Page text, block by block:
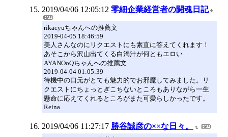
2019/04/06 12:05:12 零細企業経営者の闘魂日記
rikacyuちゃんへの推薦文
2019-04-05 18:46:59
美人さんなのにリクエストにも素直に答えてくれます！
あそこから沢山出てくる白濁汁が何ともエロい
AYANOoQちゃんへの推薦文
2019-04-04 01:05:39
待機中の口元がとても魅力的でお邪魔してみました。リ
クエストにちょっとぎこちないところもありながら一生
懸命に応えてくれるところがまた可愛らしかったです。
Reina
2019/04/06 11:27:17 勝谷誠彦の××な日々。